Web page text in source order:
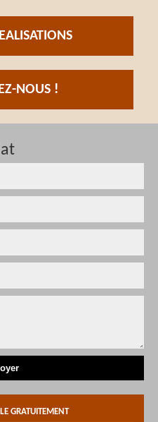
NOUS !
GRATUITEMENT